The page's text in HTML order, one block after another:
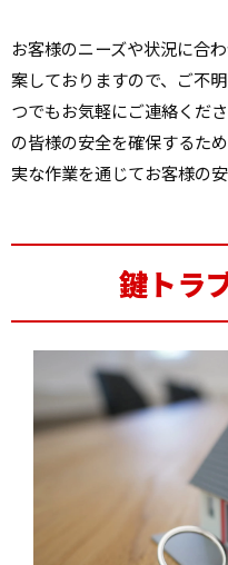
お客様のニーズや状況に合
案しておりますので、ご不
つでもお気軽にご連絡くださ
の皆様の安全を確保するた
実な作業を通じてお客様の
鍵トラ